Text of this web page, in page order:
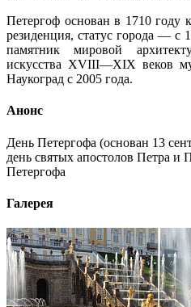
Петергоф основан в 1710 году
резиденция, статус города — с
памятник мировой
искусства XVIII—XIX веков
Наукоград с 2005 года.
Анонс
День Петергофа (основан 13
день святых апостолов Петра и
Петергофа
Галерея